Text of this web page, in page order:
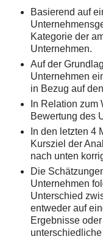
Basierend auf
Kategorie der
Unternehmen.
Auf der
Unternehmen
in Bezug auf
In Relation
Bewertung des
In den letzten 4
Kursziel der
nach unten
Die
Unternehmen
Unterschied
entweder auf
Ergebnisse